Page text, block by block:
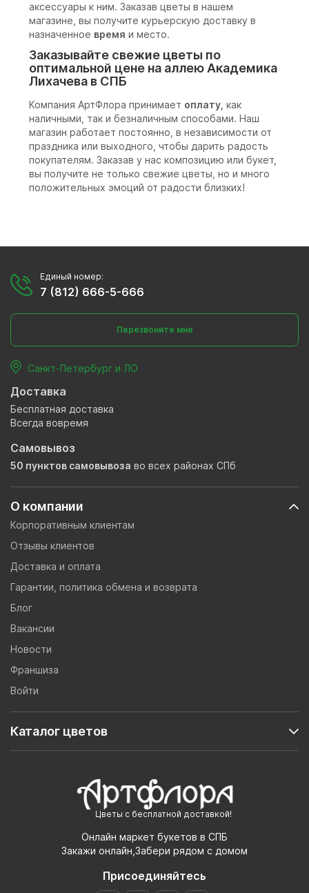
аксессуары к ним. Заказав цветы в нашем
магазине, вы получите курьерскую доставку в
назначенное время и место.
Заказывайте свежие цветы по
оптимальной цене на аллею Академика
Лихачева в СПБ
Компания АртФлора принимает оплату, как
наличными, так и безналичным способами. Наш
магазин работает постоянно, в независимости от
праздника или выходного, чтобы дарить радость
покупателям. Заказав у нас композицию или букет,
вы получите не только свежие цветы, но и много
положительных эмоций от радости близких!
Цветы с бесплатной доставкой!
Онлайн маркет букетов в СПБ
Закажи онлайн,Забери рядом с домом
Присоединяйтесь
О компании
Корпоративным клиентам
Отзывы клиентов
Доставка и оплата
Гарантии, политика обмена и возврата
Блог
Вакансии
Новости
Франшиза
Войти
Каталог цветов
Единый номер:
7 (812) 666-5-666
Перезвоните мне
Санкт-Петербург и ЛО
Доставка
Бесплатная доставка
Всегда вовремя
Самовывоз
50 пунктов самовывоза во всех районах СПб